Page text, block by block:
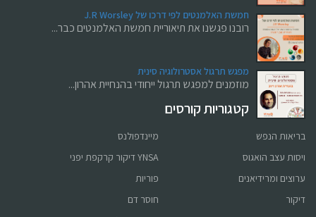
מגוון קורסים והרצאות למטפלים
לחנות המוצרים
קורס און ליין
ברפואה סינית
חמשת האלמנטים לפי דרכו של J.R Worsley
רובנו פגשנו את תיאוריית חמשת האלמנטים כבר...
מפגש תרגול אסטרולוגיה סינית
מוזמנים למפגש תרגול ייחודי בהנחיית אהרון...
קטגוריות קורסים
בריאות הנפש
מיינדפולנס
ויסות עצב הואגוס
YNSA דיקור קרקפת יפני
ערוצים ומרידיאנים
פוריות
דיקור
חוסר דם